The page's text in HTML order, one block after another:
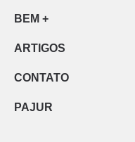
BEM +
ARTIGOS
CONTATO
PAJUR